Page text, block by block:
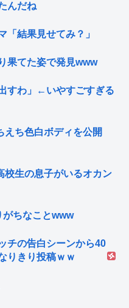
んだね
「結果見せてみ？」
果てた姿で発見www
すわ」←いやすごすぎる
えち色白ボディを公開
校生の息子がいるオカン
がちなことwww
チの告白シーンから40
りきり投稿ｗｗ